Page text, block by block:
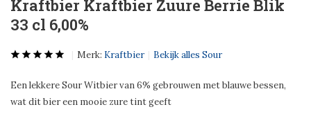
Kraftbier Kraftbier Zuure Berrie Blik
33 cl 6,00%
Merk: Kraftbier Bekijk alles Sour
Een lekkere Sour Witbier van 6% gebrouwen met blauwe bessen,
wat dit bier een mooie zure tint geeft